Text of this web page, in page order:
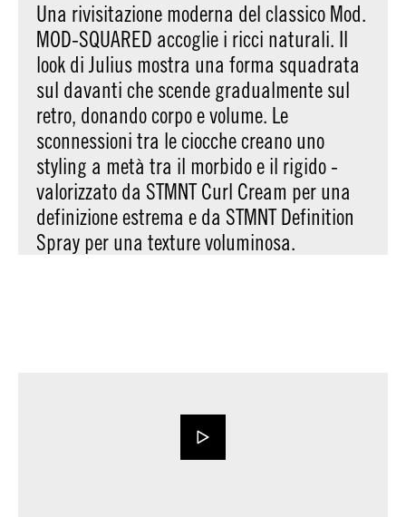
Una rivisitazione moderna del classico Mod.
MOD-SQUARED accoglie i ricci naturali. Il
look di Julius mostra una forma squadrata
sul davanti che scende gradualmente sul
retro, donando corpo e volume. Le
sconnessioni tra le ciocche creano uno
styling a metà tra il morbido e il rigido -
valorizzato da STMNT Curl Cream per una
definizione estrema e da STMNT Definition
Spray per una texture voluminosa.